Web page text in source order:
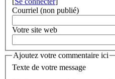
Courriel (non publié)
Votre site web
Ajoutez votre commentaire ici
Texte de votre message